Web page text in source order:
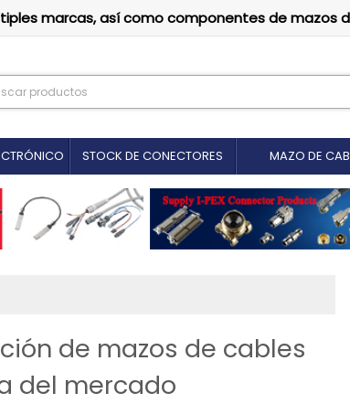
marcas, así como componentes de mazos
STOCK DE CONECTORES MAZO DE
de mazos de cables
del mercado